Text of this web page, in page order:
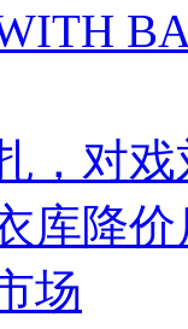
，对
库降
场